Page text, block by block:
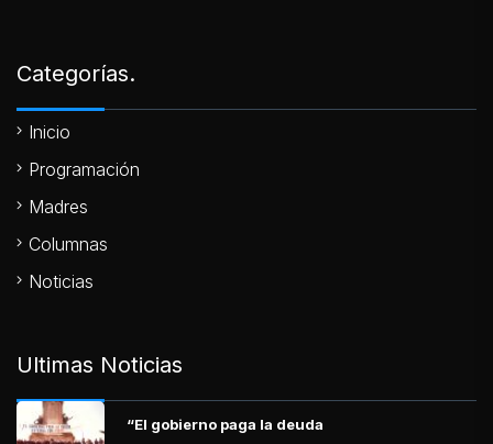
Categorías.
Inicio
Programación
Madres
Columnas
Noticias
Ultimas Noticias
“El gobierno paga la deuda